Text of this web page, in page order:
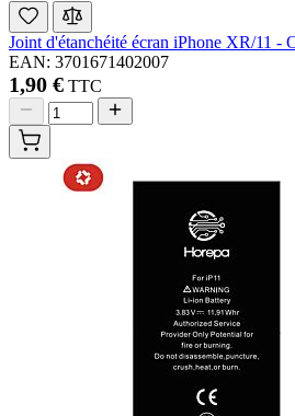
Joint d'étanchéité écran iPhone XR/11 -
EAN: 3701671402007
1,90 € TTC